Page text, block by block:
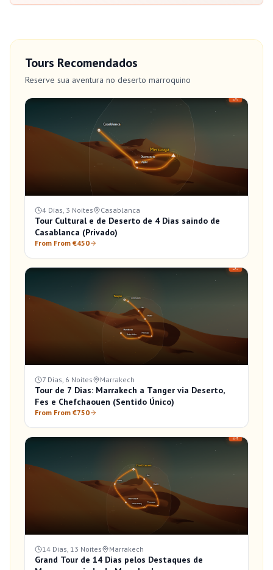
Tours Recomendados
Reserve sua aventura no deserto marroquino
4 Dias, 3 Noites Casablanca
Tour Cultural e de Deserto de 4 Dias saindo de
Casablanca (Privado)
From From €450
7 Dias, 6 Noites Marrakech
Tour de 7 Dias: Marrakech a Tanger via Deserto,
Fes e Chefchaouen (Sentido Único)
From From €750
14 Dias, 13 Noites Marrakech
Grand Tour de 14 Dias pelos Destaques de